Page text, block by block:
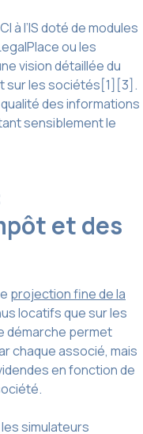
à l’IS doté de modules
ou les
vision détaillée du
sur les sociétés[1][3].
des informations
sensiblement le
et des
projection fine de la
locatifs que sur les
démarche permet
chaque associé, mais
en fonction de
simulateurs